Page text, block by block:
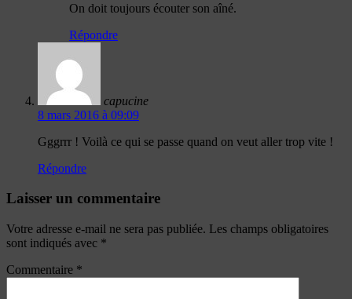
On doit toujours écouter son aîné.
Répondre
capucine
8 mars 2016 à 09:09
Gggrrr ! Voilà ce qui se passe quand on veut aller trop vite !
Répondre
Laisser un commentaire
Votre adresse e-mail ne sera pas publiée. Les champs obligatoires
sont indiqués avec *
Commentaire *